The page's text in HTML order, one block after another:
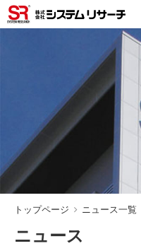
トップページ ニュース一覧
ニュース